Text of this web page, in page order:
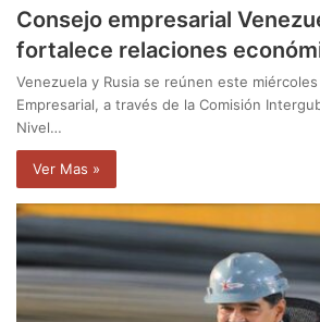
Consejo empresarial
fortalece relaciones
Venezuela y Rusia se reúnen este
Empresarial, a través de la Comisión
Nivel…
Ver Mas »